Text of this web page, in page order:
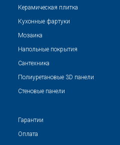
Керамическая плитка
Кухонные фартуки
Мозаика
Напольные покрытия
Сантехника
Полиуретановые 3D панели
Стеновые панели
Гарантии
Оплата